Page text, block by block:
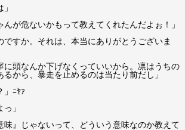
んが危ないかもって教えてくれたんだよぉ！」
ですか。それは、本当にありがとうございま
に頭なんか下げなくっていいから。凛はうちの
から、暴走を止めるのは当たり前だし」
」ﾆﾔｧ
」
味』じゃないって、どういう意味なのか教えて